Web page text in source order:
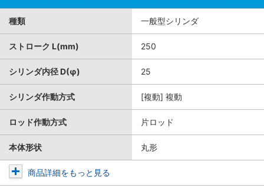
種類 一般型シリンダ
ストローク L(mm) 250
シリンダ内径 D(φ) 25
シリンダ作動方式 [複動] 複動
ロッド作動方式 片ロッド
本体形状 丸形
商品詳細をもっと見る